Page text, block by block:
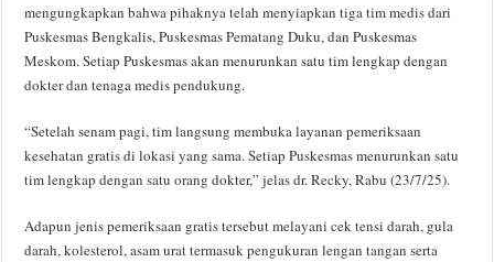
mengungkapkan bahwa pihaknya telah menyiapkan tiga tim medis dari
Puskesmas Bengkalis, Puskesmas Pematang Duku, dan Puskesmas
Meskom. Setiap Puskesmas akan menurunkan satu tim lengkap dengan
dokter dan tenaga medis pendukung.
“Setelah senam pagi, tim langsung membuka layanan pemeriksaan
kesehatan gratis di lokasi yang sama. Setiap Puskesmas menurunkan satu
tim lengkap dengan satu orang dokter,” jelas dr. Recky, Rabu (23/7/25).
Adapun jenis pemeriksaan gratis tersebut melayani cek tensi darah, gula
darah, kolesterol, asam urat termasuk pengukuran lengan tangan serta